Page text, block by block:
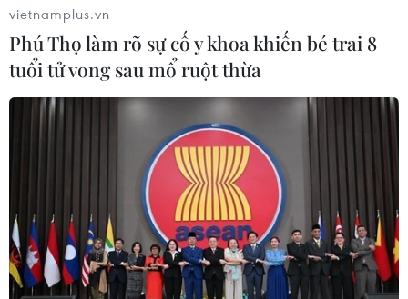
vietnamplus.vn
Phú Thọ làm rõ sự cố y khoa khiến bé trai 8
tuổi tử vong sau mổ ruột thừa